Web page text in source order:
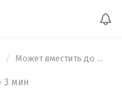
Может вместить до 30 тысяч человек: где расположена самая большая в мире жилая многоэтажка
3 мин